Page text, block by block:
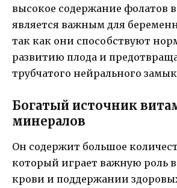
высокое содержание фолатов
является важным для
так как они способствуют
развитию плода и
трубчатого нейрального
Богатый источник
минералов
Он содержит большое
который играет важную роль
крови и поддержании